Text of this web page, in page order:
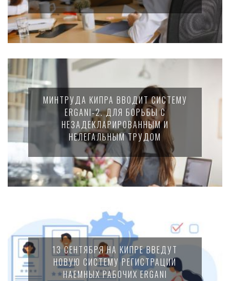
МИНТРУДА КИПРА ВВОДИТ СИСТЕМУ
ERGANI-2. ДЛЯ БОРЬБЫ С
НЕЗАДЕКЛАРИРОВАННЫМ И
НЕЛЕГАЛЬНЫМ ТРУДОМ
13 СЕНТЯБРЯ НА КИПРЕ ВВЕДУТ
НОВУЮ СИСТЕМУ РЕГИСТРАЦИИ
НАЕМНЫХ РАБОЧИХ ERGANI